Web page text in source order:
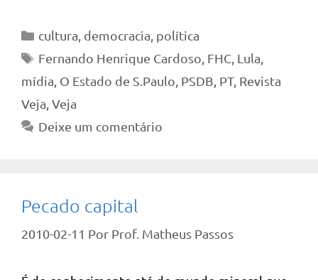
Categorias
cultura democracia política
Tags
Fernando Henrique Cardoso FHC, Lula
mídia O Estado de S.Paulo PSDB PT, Revista
Veja Veja
Deixe um comentário
Pecado capital
2010-02-11 Por Prof. Matheus Passos